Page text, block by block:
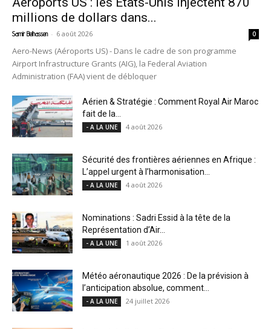
millions de dollars dans...
Samir Belhassen - 6 août 2026 0
Aero-News (Aéroports US) - Dans le cadre de son programme
Airport Infrastructure Grants (AIG), la Federal Aviation
Administration (FAA) vient de débloquer
Aérien & Stratégie : Comment Royal Air Maroc
fait de la...
- A LA UNE 4 août 2026
Sécurité des frontières aériennes en Afrique :
L’appel urgent à l’harmonisation...
- A LA UNE 4 août 2026
Nominations : Sadri Essid à la tête de la
Représentation d’Air...
- A LA UNE 1 août 2026
Météo aéronautique 2026 : De la prévision à
l’anticipation absolue, comment...
- A LA UNE 24 juillet 2026